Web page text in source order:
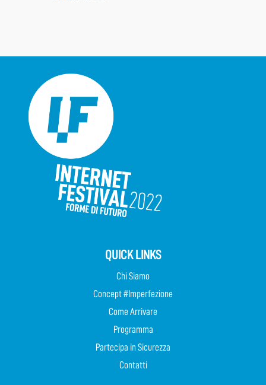
QUICK LINKS
Chi Siamo
Concept #Imperfezione
Come Arrivare
Programma
Partecipa in Sicurezza
Contatti